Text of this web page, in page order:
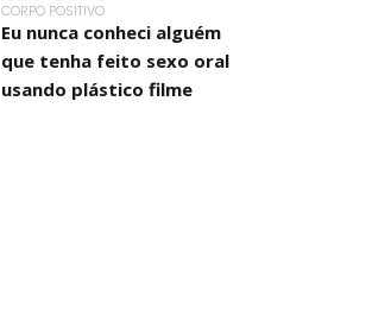
CORPO POSITIVO
Eu nunca conheci alguém
que tenha feito sexo oral
usando plástico filme